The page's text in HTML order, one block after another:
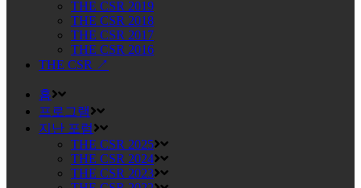
THE CSR 2019
THE CSR 2018
THE CSR 2017
THE CSR 2016
THE CSR ↗
홈
프로그램
지난 포럼
THE CSR 2025
THE CSR 2024
THE CSR 2023